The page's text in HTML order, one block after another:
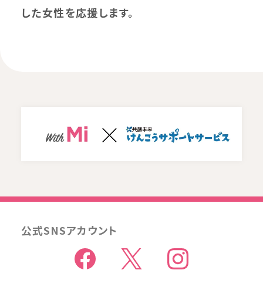
した女性を応援します。
公式SNSアカウント